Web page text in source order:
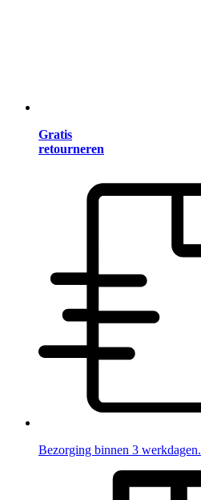
Gratis
retourneren
Bezorging binnen 3 werkdagen.